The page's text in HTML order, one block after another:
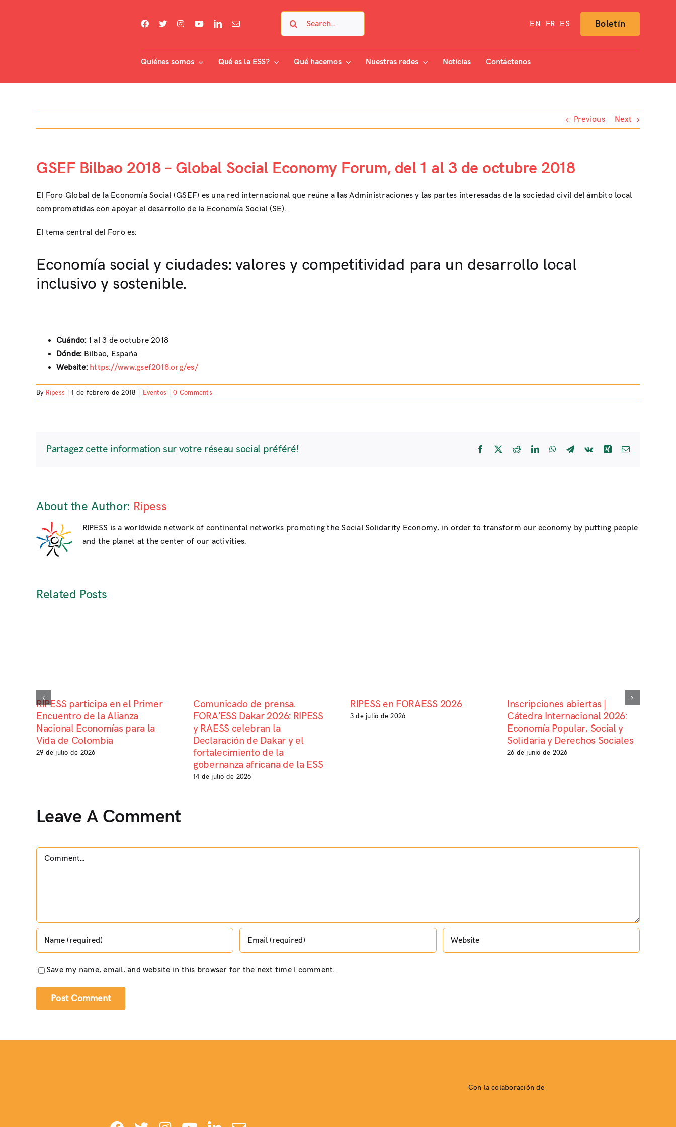
EN FR ES Boletín
Quiénes somos Qué es la ESS? Qué hacemos Nuestras redes Noticias Contáctenos
Previous Next
GSEF Bilbao 2018 – Global Social Economy Forum, del 1 al 3 de octubre 2018
El Foro Global de la Economía Social (GSEF) es una red internacional que reúne a las Administraciones y las partes interesadas de la sociedad civil del ámbito local
comprometidas con apoyar el desarrollo de la Economía Social (SE).
El tema central del Foro es:
Economía social y ciudades: valores y competitividad para un desarrollo local
inclusivo y sostenible.
Cuándo:1 al 3 de octubre 2018
Dónde: Bilbao, España
Website: https://www.gsef2018.org/es/
By Ripess 1 de febrero de 2018 Eventos 0 Comments
Partagez cette information sur votre réseau social préféré! Facebook RedditLinkedInWhatsApp
Telegram
Vk Xing Email
About the Author: Ripess
RIPESS is a worldwide network of continental networks promoting the Social Solidarity Economy, in order to transform our economy by putting people
and the planet at the center of our activities.
Related Posts
RIPESS participa en el Primer
Encuentro de la Alianza
Nacional Economías para la
Vida de Colombia
29 de julio de 2026
Comunicado de prensa.
FORA’ESS Dakar 2026: RIPESS
y RAESS celebran la
Declaración de Dakar y el
fortalecimiento de la
gobernanza africana de la ESS
14 de julio de 2026
RIPESS en FORAESS 2026
3 de julio de 2026
Inscripciones abiertas |
Cátedra Internacional 2026:
Economía Popular, Social y
Solidaria y Derechos Sociales
26 de junio de 2026
Leave A Comment
Comment
Save my name, email, and website in this browser for the next time I comment.
Con la colaboración de